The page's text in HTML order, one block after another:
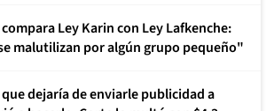
Ley Karin con Ley Lafkenche:
malutilizan por algún grupo pequeño"
dejaría de enviarle publicidad a